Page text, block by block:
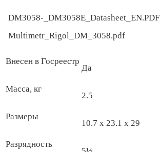
DM3058-_DM3058E_Datasheet_EN.PDF
Multimetr_Rigol_DM_3058.pdf
Внесен в Госреестр
Да
Масса, кг
2.5
Размеры
10.7 x 23.1 х 29
Разрядность